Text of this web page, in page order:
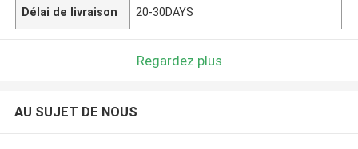
Délai de livraison 20-30DAYS
Regardez plus
AU SUJET DE NOUS